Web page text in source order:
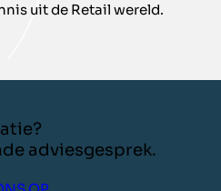
uit de Retail wereld.
adviesgesprek.